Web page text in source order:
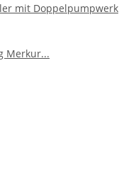
mit Doppelpumpwerk